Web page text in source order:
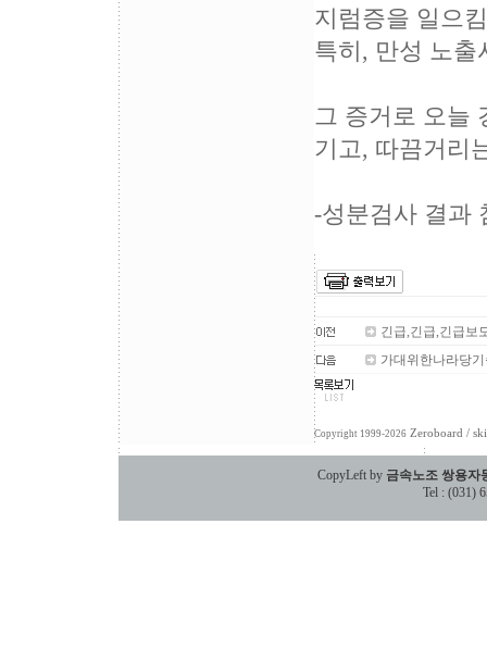
지럼증을 일으
특히, 만성 노
그 증거로 오늘
기고, 따끔거리
-성분검사 결과
긴급,긴급,긴급보
가대위한나라당
Copyright 1999-2026 Zeroboard /
CopyLeft by 금속노조 쌍용자
Tel : (031)